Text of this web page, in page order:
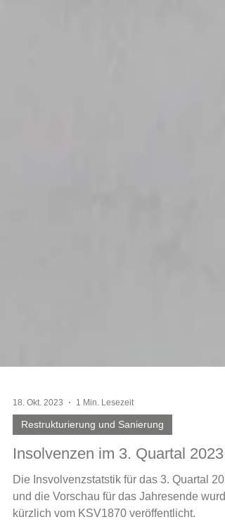
18. Okt. 2023 1 Min. Lesezeit
Restrukturierung und Sanierung
Insolvenzen im 3. Quartal 2023
Die Insvolvenzstatstik für das 3. Quartal